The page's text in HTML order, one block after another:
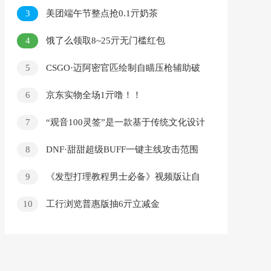
3 美团端午节整点抢0.1亓奶茶
4 饿了么领取8~25亓无门槛红包
5
CSGO·迈阿密官匹绘制自瞄压枪辅助破
6
京东实物全场1亓噜！！
7
“观音100灵签”是一款基于传统文化设计
8
DNF·甜甜超级BUFF一键主线攻击范围
9
《发型打理教程男士必备》视频版让自
10
工行浏览普惠版抽6亓立减金